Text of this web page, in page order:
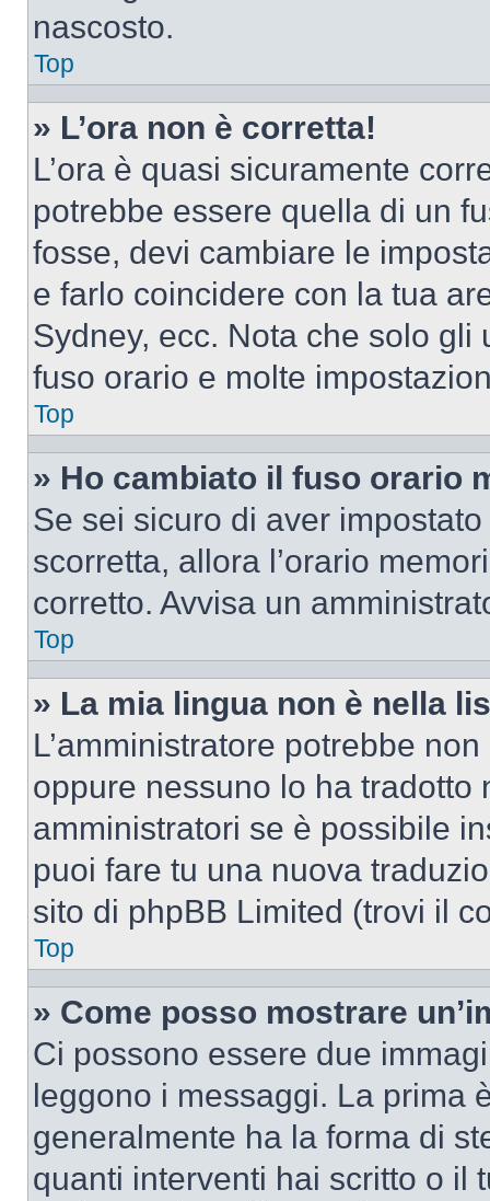
nascosto.
Top
» L’ora non è corretta!
L’ora è quasi sicuramente
potrebbe essere quella di un
fosse, devi cambiare le
e farlo coincidere con la tua
Sydney, ecc. Nota che solo
fuso orario e molte
Top
» Ho cambiato il fuso orario
Se sei sicuro di aver
scorretta, allora l’orario
corretto. Avvisa un
Top
» La mia lingua non è nella
L’amministratore potrebbe
oppure nessuno lo ha
amministratori se è possibile
puoi fare tu una nuova
sito di phpBB Limited (trovi il
Top
» Come posso mostrare
Ci possono essere due
leggono i messaggi. La prima
generalmente ha la forma di
quanti interventi hai scritto o il